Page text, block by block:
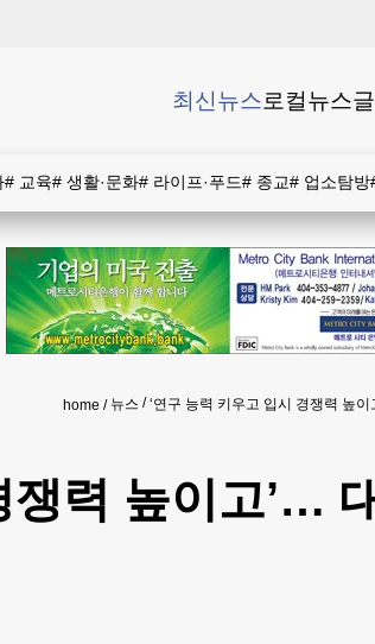
최신뉴스로컬뉴스
# 교육# 생활·문화# 라이프·푸드# 종교# 업소탐방
home 뉴스 ‘연구 능력 키우고 입시 경쟁력 높
쟁력 높이고’…